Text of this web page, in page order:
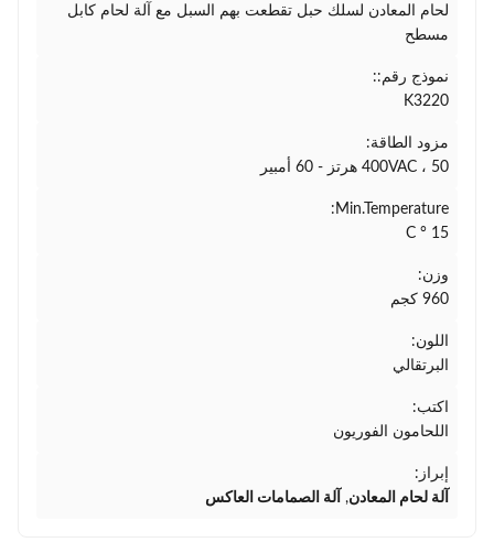
لحام المعادن لسلك حبل تقطعت بهم السبل مع آلة لحام كابل
مسطح
نموذج رقم::
K3220
مزود الطاقة:
400VAC ، 50 هرتز - 60 أمبير
Min.Temperature:
15 ° C
وزن:
960 كجم
اللون:
البرتقالي
اكتب:
اللحامون الفوريون
إبراز:
آلة لحام المعادن, آلة الصمامات العاكس